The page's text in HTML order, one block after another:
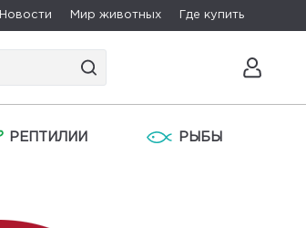
Новости Мир животных Где купить
РЕПТИЛИИ РЫБЫ